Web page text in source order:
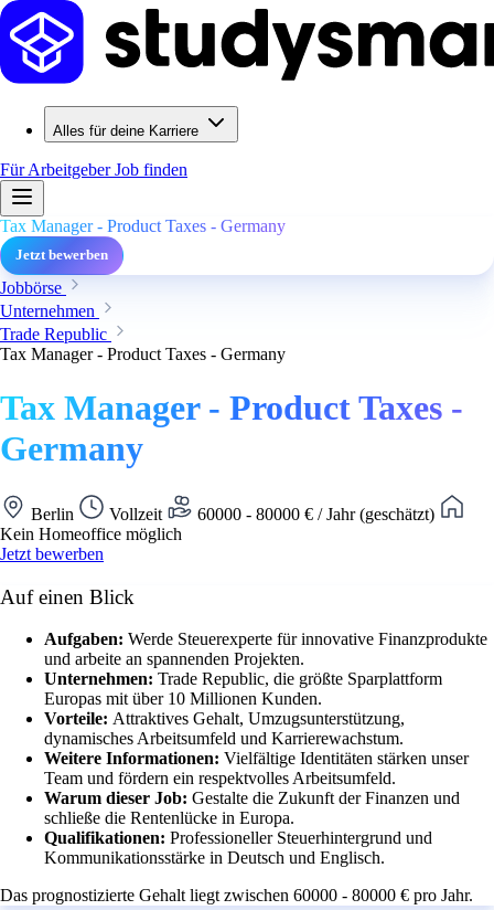
Alles für deine Karriere
Für ArbeitgeberJob finden
Tax Manager - Product Taxes - Germany
Jetzt bewerben
Jobbörse
Unternehmen
Trade Republic
Tax Manager - Product Taxes - Germany
Tax Manager - Product Taxes -
Germany
Berlin Vollzeit
60000 - 80000 € / Jahr (geschätzt)
Kein Homeoffice möglich
Jetzt bewerben
Auf einen Blick
Aufgaben: Werde Steuerexperte für innovative Finanzprodukte
und arbeite an spannenden Projekten.
Unternehmen: Trade Republic, die größte Sparplattform
Europas mit über 10 Millionen Kunden.
Vorteile: Attraktives Gehalt, Umzugsunterstützung,
dynamisches Arbeitsumfeld und Karrierewachstum.
Weitere Informationen: Vielfältige Identitäten stärken unser
Team und fördern ein respektvolles Arbeitsumfeld.
Warum dieser Job: Gestalte die Zukunft der Finanzen und
schließe die Rentenlücke in Europa.
Qualifikationen: Professioneller Steuerhintergrund und
Kommunikationsstärke in Deutsch und Englisch.
Das prognostizierte Gehalt liegt zwischen 60000 - 80000 € pro Jahr.